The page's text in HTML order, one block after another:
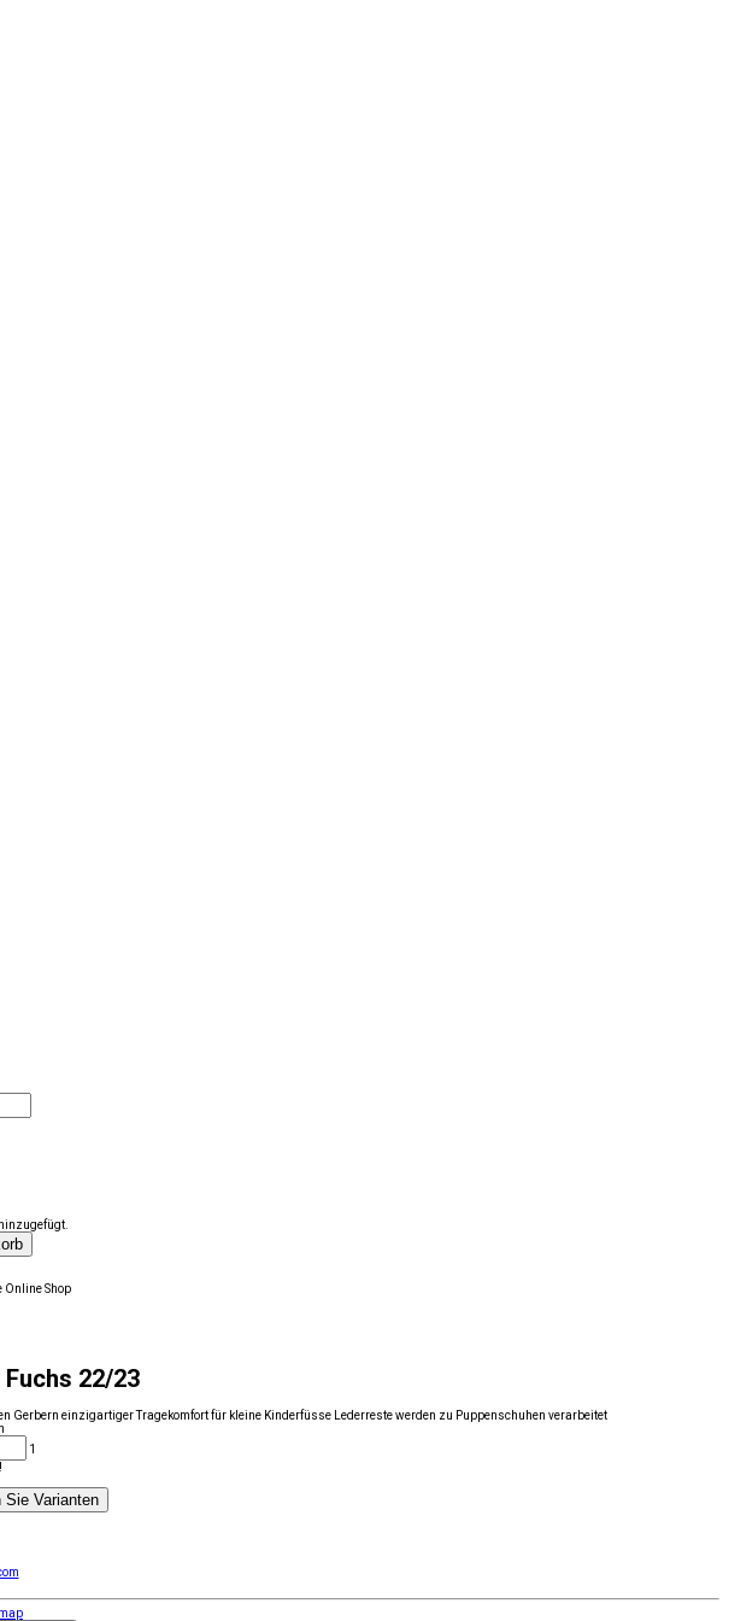
Online Shop
22/23
Gerbern einzigartiger Tragekomfort für kleine Kinderfüsse Lederreste werden zu Puppenschuhen verarbeitet
1
Sie Varianten